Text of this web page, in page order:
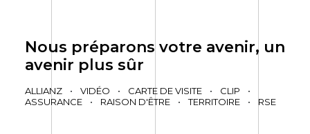
Nous préparons votre avenir, un
avenir plus sûr
ALLIANZ • VIDÉO • CARTE DE VISITE • CLIP
•
ASSURANCE
• RAISON D'ÊTRE • TERRITOIRE • RSE